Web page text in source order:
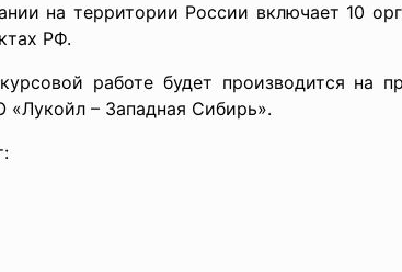
на территории России включает 10
РФ.
работе будет производится на
– Западная Сибирь».